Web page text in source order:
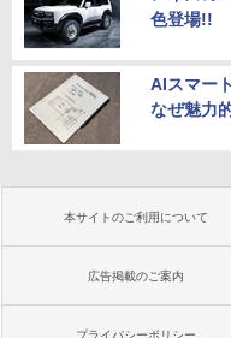
色登場!!
AIスマー
なぜ魅力
本サイトのご利用について
広告掲載のご案内
プライバシーポリシー